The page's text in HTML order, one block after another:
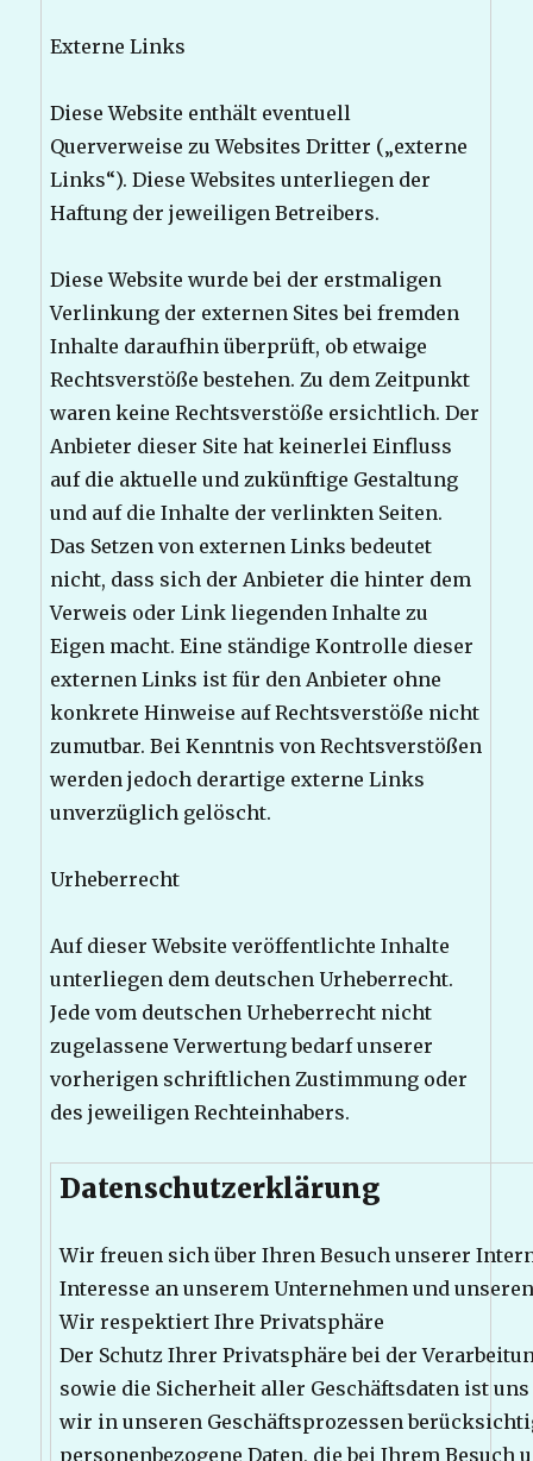
Externe Links
Diese Website enthält eventuell
Querverweise zu Websites Dritter („externe
Links“). Diese Websites unterliegen der
Haftung der jeweiligen Betreibers.
Diese Website wurde bei der erstmaligen
Verlinkung der externen Sites bei fremden
Inhalte daraufhin überprüft, ob etwaige
Rechtsverstöße bestehen. Zu dem Zeitpunkt
waren keine Rechtsverstöße ersichtlich. Der
Anbieter dieser Site hat keinerlei Einfluss
auf die aktuelle und zukünftige Gestaltung
und auf die Inhalte der verlinkten Seiten.
Das Setzen von externen Links bedeutet
nicht, dass sich der Anbieter die hinter dem
Verweis oder Link liegenden Inhalte zu
Eigen macht. Eine ständige Kontrolle dieser
externen Links ist für den Anbieter ohne
konkrete Hinweise auf Rechtsverstöße nicht
zumutbar. Bei Kenntnis von Rechtsverstößen
werden jedoch derartige externe Links
unverzüglich gelöscht.
Urheberrecht
Auf dieser Website veröffentlichte Inhalte
unterliegen dem deutschen Urheberrecht.
Jede vom deutschen Urheberrecht nicht
zugelassene Verwertung bedarf unserer
vorherigen schriftlichen Zustimmung oder
des jeweiligen Rechteinhabers.
Datenschutzerklärung
Wir freuen sich über Ihren Besuch unserer
Interesse an unserem Unternehmen und
Wir respektiert Ihre Privatsphäre
Der Schutz Ihrer Privatsphäre bei der
sowie die Sicherheit aller Geschäftsdaten ist
wir in unseren Geschäftsprozessen
personenbezogene Daten, die bei Ihrem Besuch